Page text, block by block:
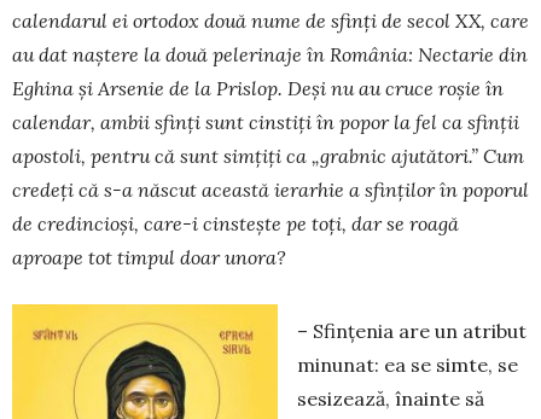
calendarul ei ortodox două nume de sfinți de secol XX, care
au dat naștere la două pelerinaje în România: Nectarie din
Eghina și Arsenie de la Prislop. Deși nu au cruce roșie în
calendar, ambii sfinți sunt cinstiți în popor la fel ca sfinții
apostoli, pentru că sunt simțiți ca „grabnic ajutători.” Cum
credeți că s-a născut această ierarhie a sfinților în poporul
de credincioși, care-i cinstește pe toți, dar se roagă
aproape tot timpul doar unora?
– Sfinţenia are un atribut
minunat: ea se simte, se
sesizează, înainte să